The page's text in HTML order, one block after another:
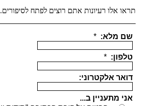
תראו אלו רעיונות אתם רוצים לפתח לסיפורים.